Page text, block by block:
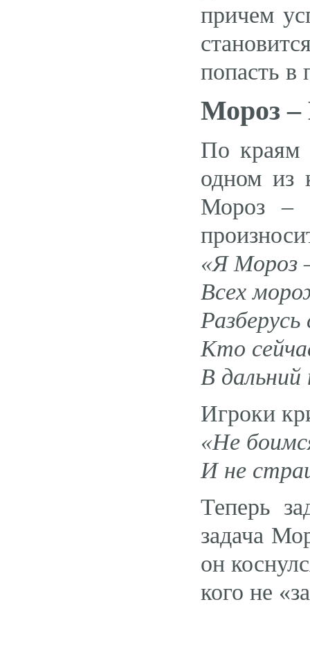
причем
попасть в
Мороз
По краям
одном из
Мороз –
«Я Мороз
Всех
Кто
В
Игроки
«Не
И не
Теперь
задача
он
кого не